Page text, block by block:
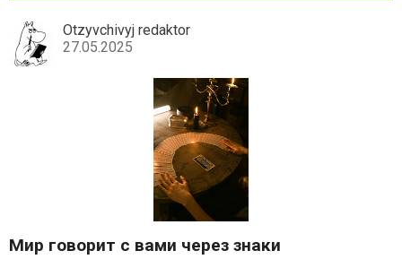
Otzyvchivyj redaktor
27.05.2025
Мир говорит с вами через знаки